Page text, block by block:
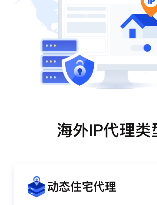
海外IP代理类
动态住宅代理